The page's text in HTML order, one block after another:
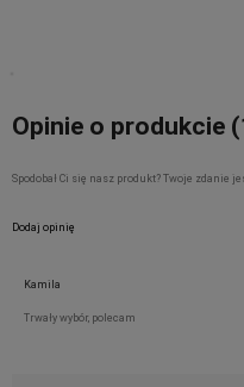
Opinie o produkcie
Spodobał Ci się nasz produkt? Twoje zdanie
Dodaj opinię
Kamila
Trwały wybór, polecam